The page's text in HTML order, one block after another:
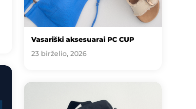
Vasariški aksesuarai PC CUP
23 birželio, 2026